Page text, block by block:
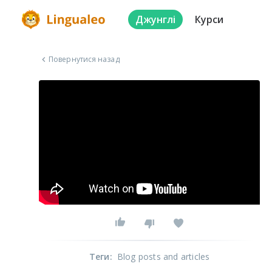
Джунглі Курси
Повернутися назад
Теги: Blog posts and articles